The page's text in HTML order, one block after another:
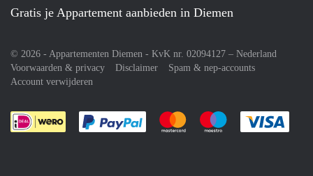
Gratis je Appartement aanbieden in Diemen
© 2026 - Appartementen Diemen - KvK nr. 02094127 – Nederland
Voorwaarden & privacy
Disclaimer
Spam & nep-accounts
Account verwijderen
Je rekent gemakkelijk af met Paypal
Je rekent gemakkelijk af met
Je rekent